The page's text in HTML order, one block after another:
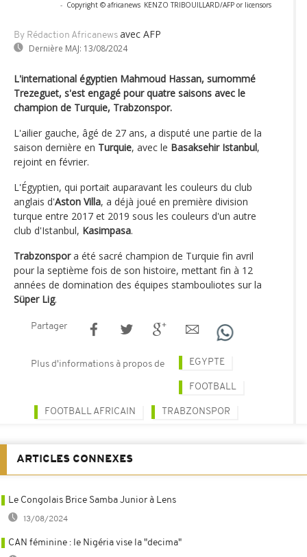
- Copyright © africanews KENZO TRIBOUILLARD/AFP or licensors
By Rédaction Africanews avec AFP
Dernière MAJ: 13/08/2024
L'international égyptien Mahmoud Hassan, surnommé
Trezeguet, s'est engagé pour quatre saisons avec le
champion de Turquie, Trabzonspor.
L'ailier gauche, âgé de 27 ans, a disputé une partie de la
saison dernière en Turquie, avec le Basaksehir Istanbul,
rejoint en février.
L'Égyptien, qui portait auparavant les couleurs du club
anglais d'Aston Villa, a déjà joué en première division
turque entre 2017 et 2019 sous les couleurs d'un autre
club d'Istanbul, Kasimpasa.
Trabzonspora été sacré champion de Turquie fin avril
pour la septième fois de son histoire, mettant fin à 12
années de domination des équipes stambouliotes sur la
Süper Lig.
Partager
Plus d'informations à propos de EGYPTE
FOOTBALL
FOOTBALL AFRICAIN TRABZONSPOR
ARTICLES CONNEXES
Le Congolais Brice Samba Junior à Lens
13/08/2024
CAN féminine : le Nigéria vise la "decima"